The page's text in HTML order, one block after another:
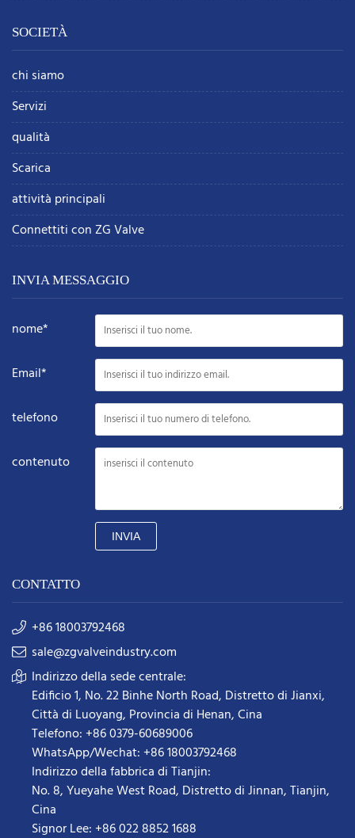
SOCIETÀ
chi siamo
Servizi
qualità
Scarica
attività principali
Connettiti con ZG Valve
INVIA MESSAGGIO
nome*
Email*
telefono
contenuto
INVIA
CONTATTO
+86 18003792468
sale@zgvalveindustry.com
Indirizzo della sede centrale:
Edificio 1, No. 22 Binhe North Road, Distretto di Jianxi,
Città di Luoyang, Provincia di Henan, Cina
Telefono: +86 0379-60689006
WhatsApp/Wechat: +86 18003792468
Indirizzo della fabbrica di Tianjin:
No. 8, Yueyahe West Road, Distretto di Jinnan, Tianjin,
Cina
Signor Lee: +86 022 8852 1688